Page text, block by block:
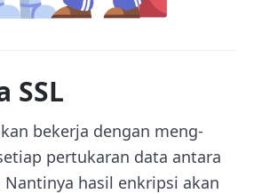
SSL
bekerja dengan meng-
pertukaran data antara
Nantinya hasil enkripsi akan